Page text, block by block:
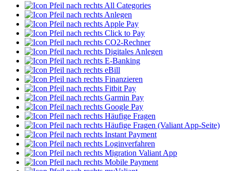
All Categories
Anlegen
Apple Pay
Click to Pay
CO2-Rechner
Digitales Anlegen
E-Banking
eBill
Finanzieren
Fitbit Pay
Garmin Pay
Google Pay
Häufige Fragen
Häufige Fragen (Valiant App-Seite)
Instant Payment
Loginverfahren
Migration Valiant App
Mobile Payment